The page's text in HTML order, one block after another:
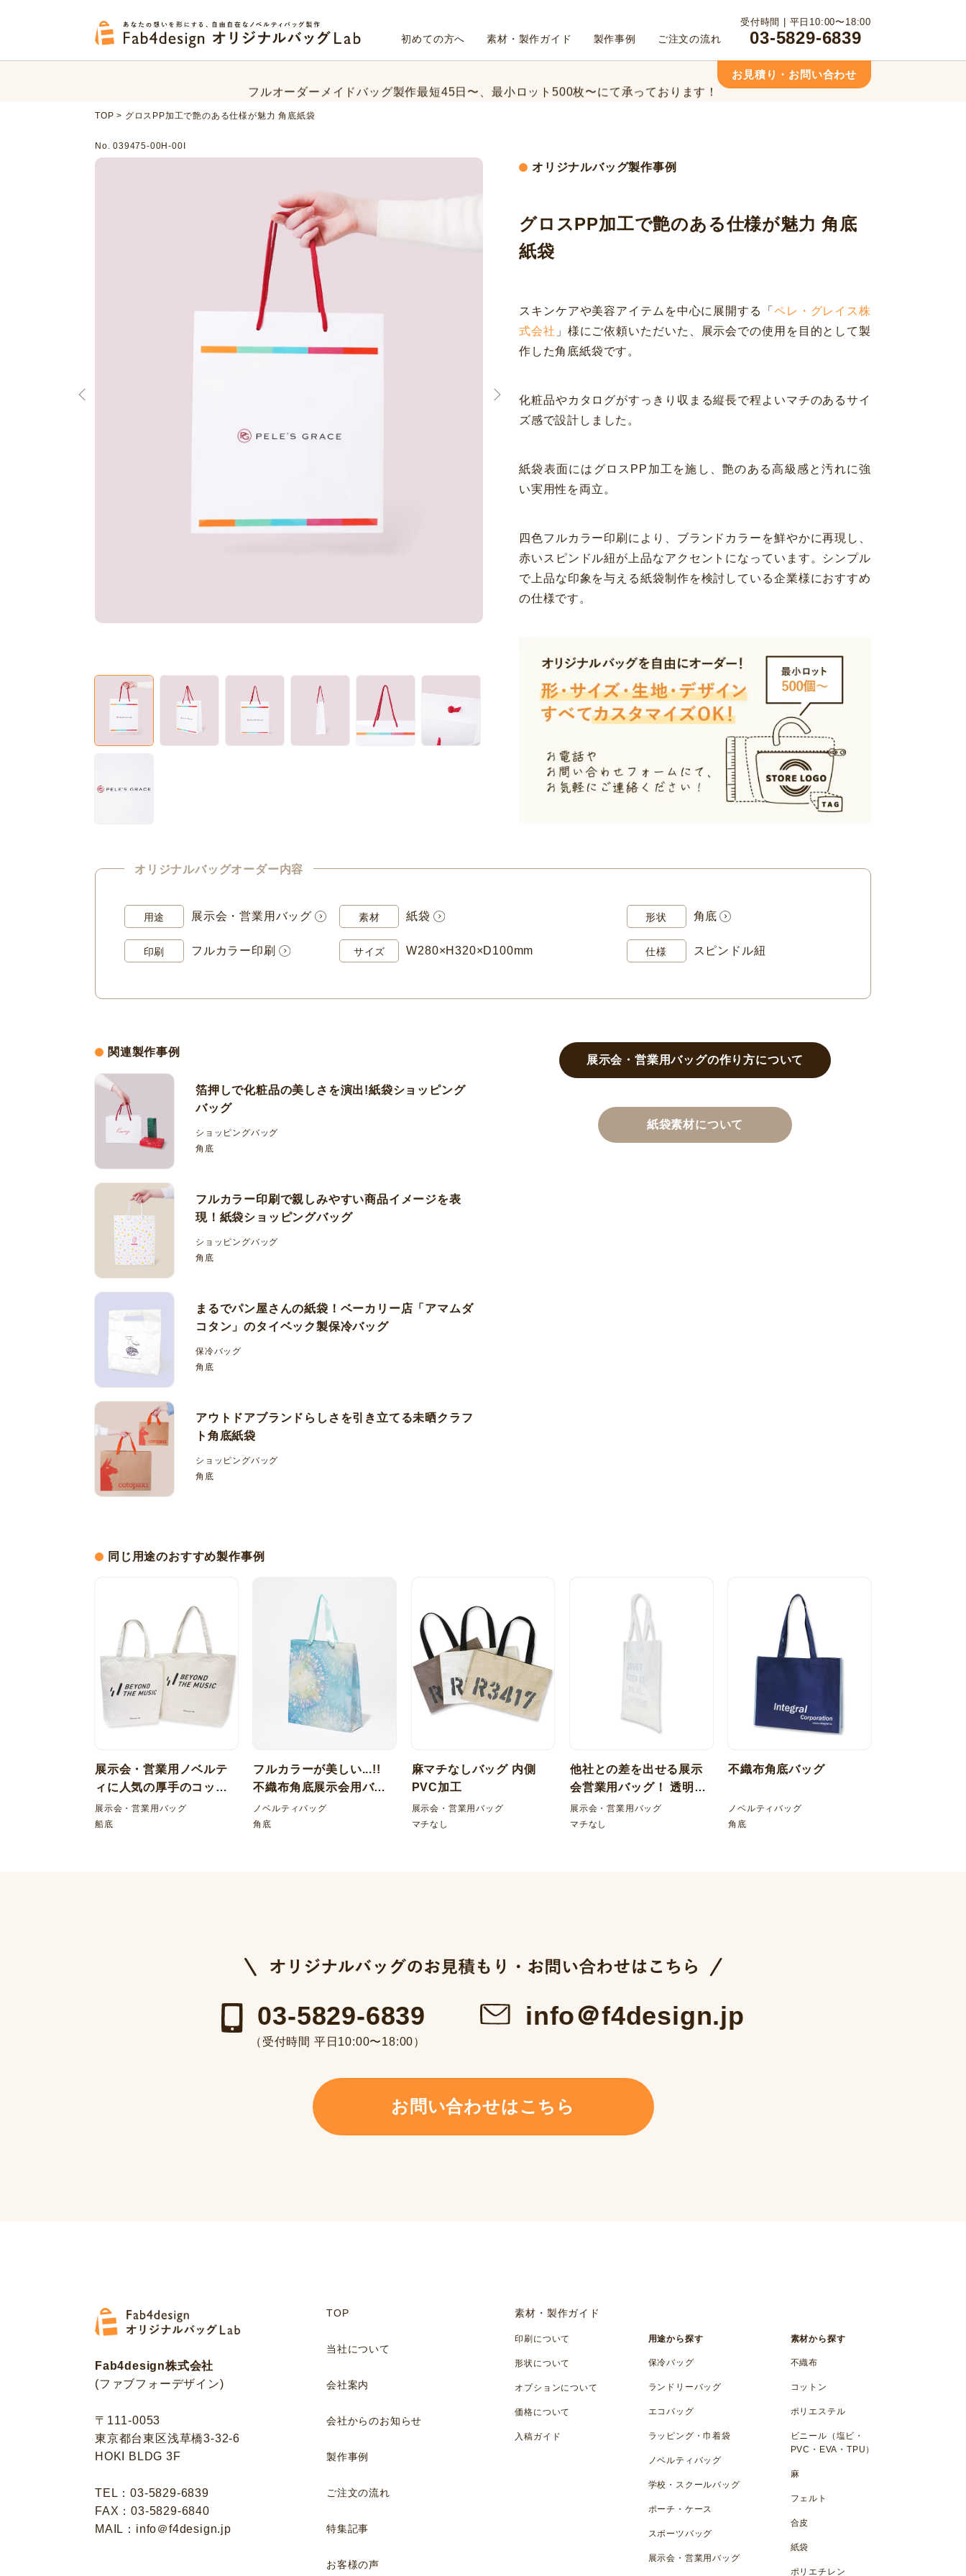
お見積り・お問い合わせ
初めての方へ 素材・製作ガイド 製作事例 ご注文の流れ
受付時間 | 平日10:00〜18:00
03-5829-6839
オリジナルバッグのデザイン、素材、数量、納期など、まずはお気軽にご相談ください！
最小ロット500枚〜にて承っております！
オリジナルバッグのデザイン、素材、数量、納期など、
TOP > グロスPP加工で艶のある仕様が魅力 角底紙袋
No. 039475-00H-00I
オリジナルバッグ製作事例
グロスPP加工で艶のある仕様が魅力 角底
紙袋
スキンケアや美容アイテムを中心に展開する「 ペレ・グレイス株
式会社 」様にご依頼いただいた、展示会での使用を目的として製
作した角底紙袋です。
化粧品やカタログがすっきり収まる縦長で程よいマチのあるサイ
ズ感で設計しました。
紙袋表面にはグロスPP加工を施し、艶のある高級感と汚れに強
い実用性を両立。
四色フルカラー印刷により、ブランドカラーを鮮やかに再現し、
赤いスピンドル紐が上品なアクセントになっています。シンプル
で上品な印象を与える紙袋制作を検討している企業様におすすめ
の仕様です。
オリジナルバッグオーダー内容
用途 展示会・営業用バッグ 素材 紙袋 形状 角底
印刷 フルカラー印刷 サイズ W280×H320×D100mm 仕様 スピンドル紐
関連製作事例
箔押しで化粧品の美しさを演出!紙袋ショッピング
バッグ
ショッピングバッグ
角底
フルカラー印刷で親しみやすい商品イメージを表
現！紙袋ショッピングバッグ
ショッピングバッグ
角底
まるでパン屋さんの紙袋！ベーカリー店「アマムダ
コタン」のタイベック製保冷バッグ
保冷バッグ
角底
アウトドアブランドらしさを引き立てる未晒クラフ
ト角底紙袋
ショッピングバッグ
角底
展示会・営業用バッグの作り方について
紙袋素材について
同じ用途のおすすめ製作事例
展示会・営業用ノベルテ
ィに人気の厚手のコット
ン12オンス船底トートバ
ッグ
展示会・営業用バッグ
船底
フルカラーが美しい...!!
不織布角底展示会用バッ
グ
ノベルティバッグ
角底
麻マチなしバッグ 内側
PVC加工
展示会・営業用バッグ
マチなし
他社との差を出せる展示
会営業用バッグ！ 透明塩
ビ（PVC） マチなしバッ
グ
展示会・営業用バッグ
マチなし
不織布角底バッグ
ノベルティバッグ
角底
03-5829-6839
（受付時間 平日10:00〜18:00）
info＠f4design.jp
お問い合わせはこちら
Fab4design株式会社
(ファブフォーデザイン)
〒111-0053
東京都台東区浅草橋3-32-6
HOKI BLDG 3F
TEL：03-5829-6839
FAX：03-5829-6840
MAIL：info＠f4design.jp
TOP
当社について
会社案内
会社からのお知らせ
製作事例
ご注文の流れ
特集記事
お客様の声
素材・製作ガイド
印刷について
形状について
オプションについて
価格について
入稿ガイド
用途から探す
保冷バッグ
ランドリーバッグ
エコバッグ
ラッピング・巾着袋
ノベルティバッグ
学校・スクールバッグ
ポーチ・ケース
スポーツバッグ
展示会・営業用バッグ
素材から探す
不織布
コットン
ポリエステル
ビニール（塩ビ・
PVC・EVA・TPU）
麻
フェルト
合皮
紙袋
ポリエチレン